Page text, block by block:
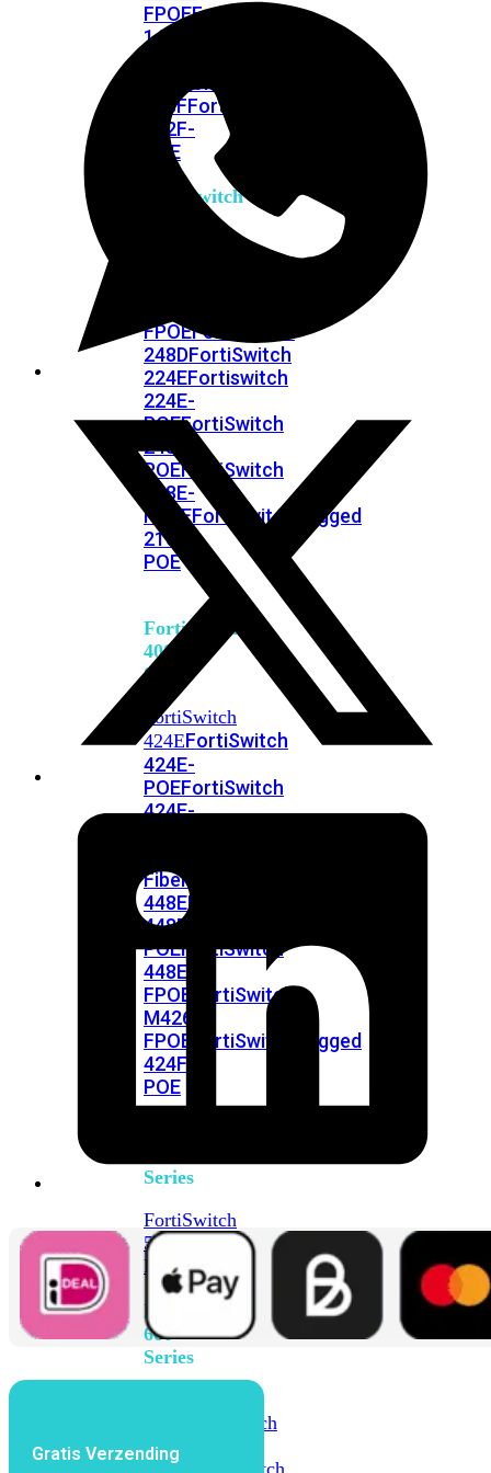
FPOEFortiSwitch
148F
108FFortiSwitchRugged
112F-
POE
FortiSwitch
FPOEFortiSwitch
248DFortiSwitch
224EFortiswitch
224E-
POEFortiSwitch
248E-
POEFortiSwitch
248E-
FPOEFortiSwitchRugged
216F-
POE
FortiSwitch
400
Series
FortiSwitch
424EFortiSwitch
424E-
POEFortiSwitch
424E-
Fiber
448EFortiSwitch
448E-
POEFortiSwitch
448E-
FPOE
FortiSwitch
M426E-
FPOE
FortiSwitchRugged
424F-
POE
Series
FortiSwitch
548D-
FPOE
FortiSwitch
600
Series
FortiSwitch
624F-
FPOE
FortiSwitch
Gratis Verzending